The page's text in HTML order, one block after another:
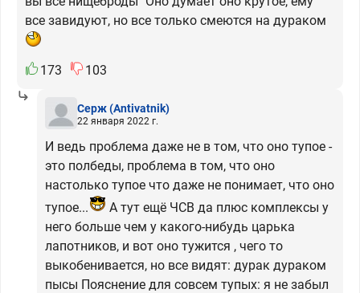
все завидуют, но все только смеются на дураком
173 103
Серж(Antivatnik)
22 января 2022 г.
И ведь проблема даже не в том, что оно тупое -
это полбеды, проблема в том, что оно
настолько тупое что даже не понимает, что оно
тупое...
А тут ещё ЧСВ да плюс комплексы у
него больше чем у какого-нибудь царька
лапотников, и вот оно тужится , чего то
выкобенивается, но все видят: дурак дураком
пысы Пояснение для совсем тупых: я не забыл